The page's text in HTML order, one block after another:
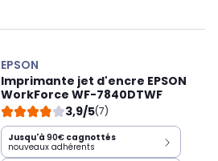
EPSON
Imprimante jet d'encre EPSON
WorkForce WF-7840DTWF
3,9/5(7)
Jusqu'à 90€ cagnottés
nouveaux adhérents